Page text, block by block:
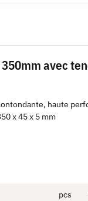
avec
haute
x 45 x 5 mm
pcs